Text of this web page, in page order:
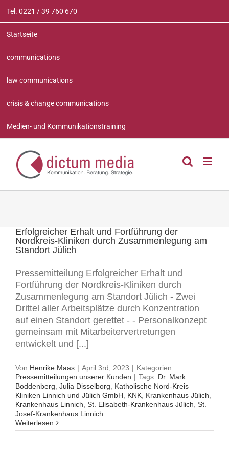
Inhalt
springen
Tel. 0221 / 39 760 670
Startseite
communications
law communications
crisis & change communications
Medien- und Kommunikationstraining
Erfolgreicher Erhalt und Fortführung der
Nordkreis-Kliniken durch Zusammenlegung am
Standort Jülich
Pressemitteilung Erfolgreicher Erhalt und
Fortführung der Nordkreis-Kliniken durch
Zusammenlegung am Standort Jülich - Zwei
Drittel aller Arbeitsplätze durch Konzentration
auf einen Standort gerettet - - Personalkonzept
gemeinsam mit Mitarbeitervertretungen
entwickelt und [...]
Von Henrike Maas | April 3rd, 2023 | Kategorien:
Pressemitteilungen unserer Kunden | Tags: Dr. Mark
Boddenberg Julia Disselborg
Katholische Nord-Kreis
Kliniken Linnich und Jülich GmbH
KNK Krankenhaus Jülich
Krankenhaus Linnich St. Elisabeth-Krankenhaus Jülich St.
Josef-Krankenhaus Linnich
Weiterlesen